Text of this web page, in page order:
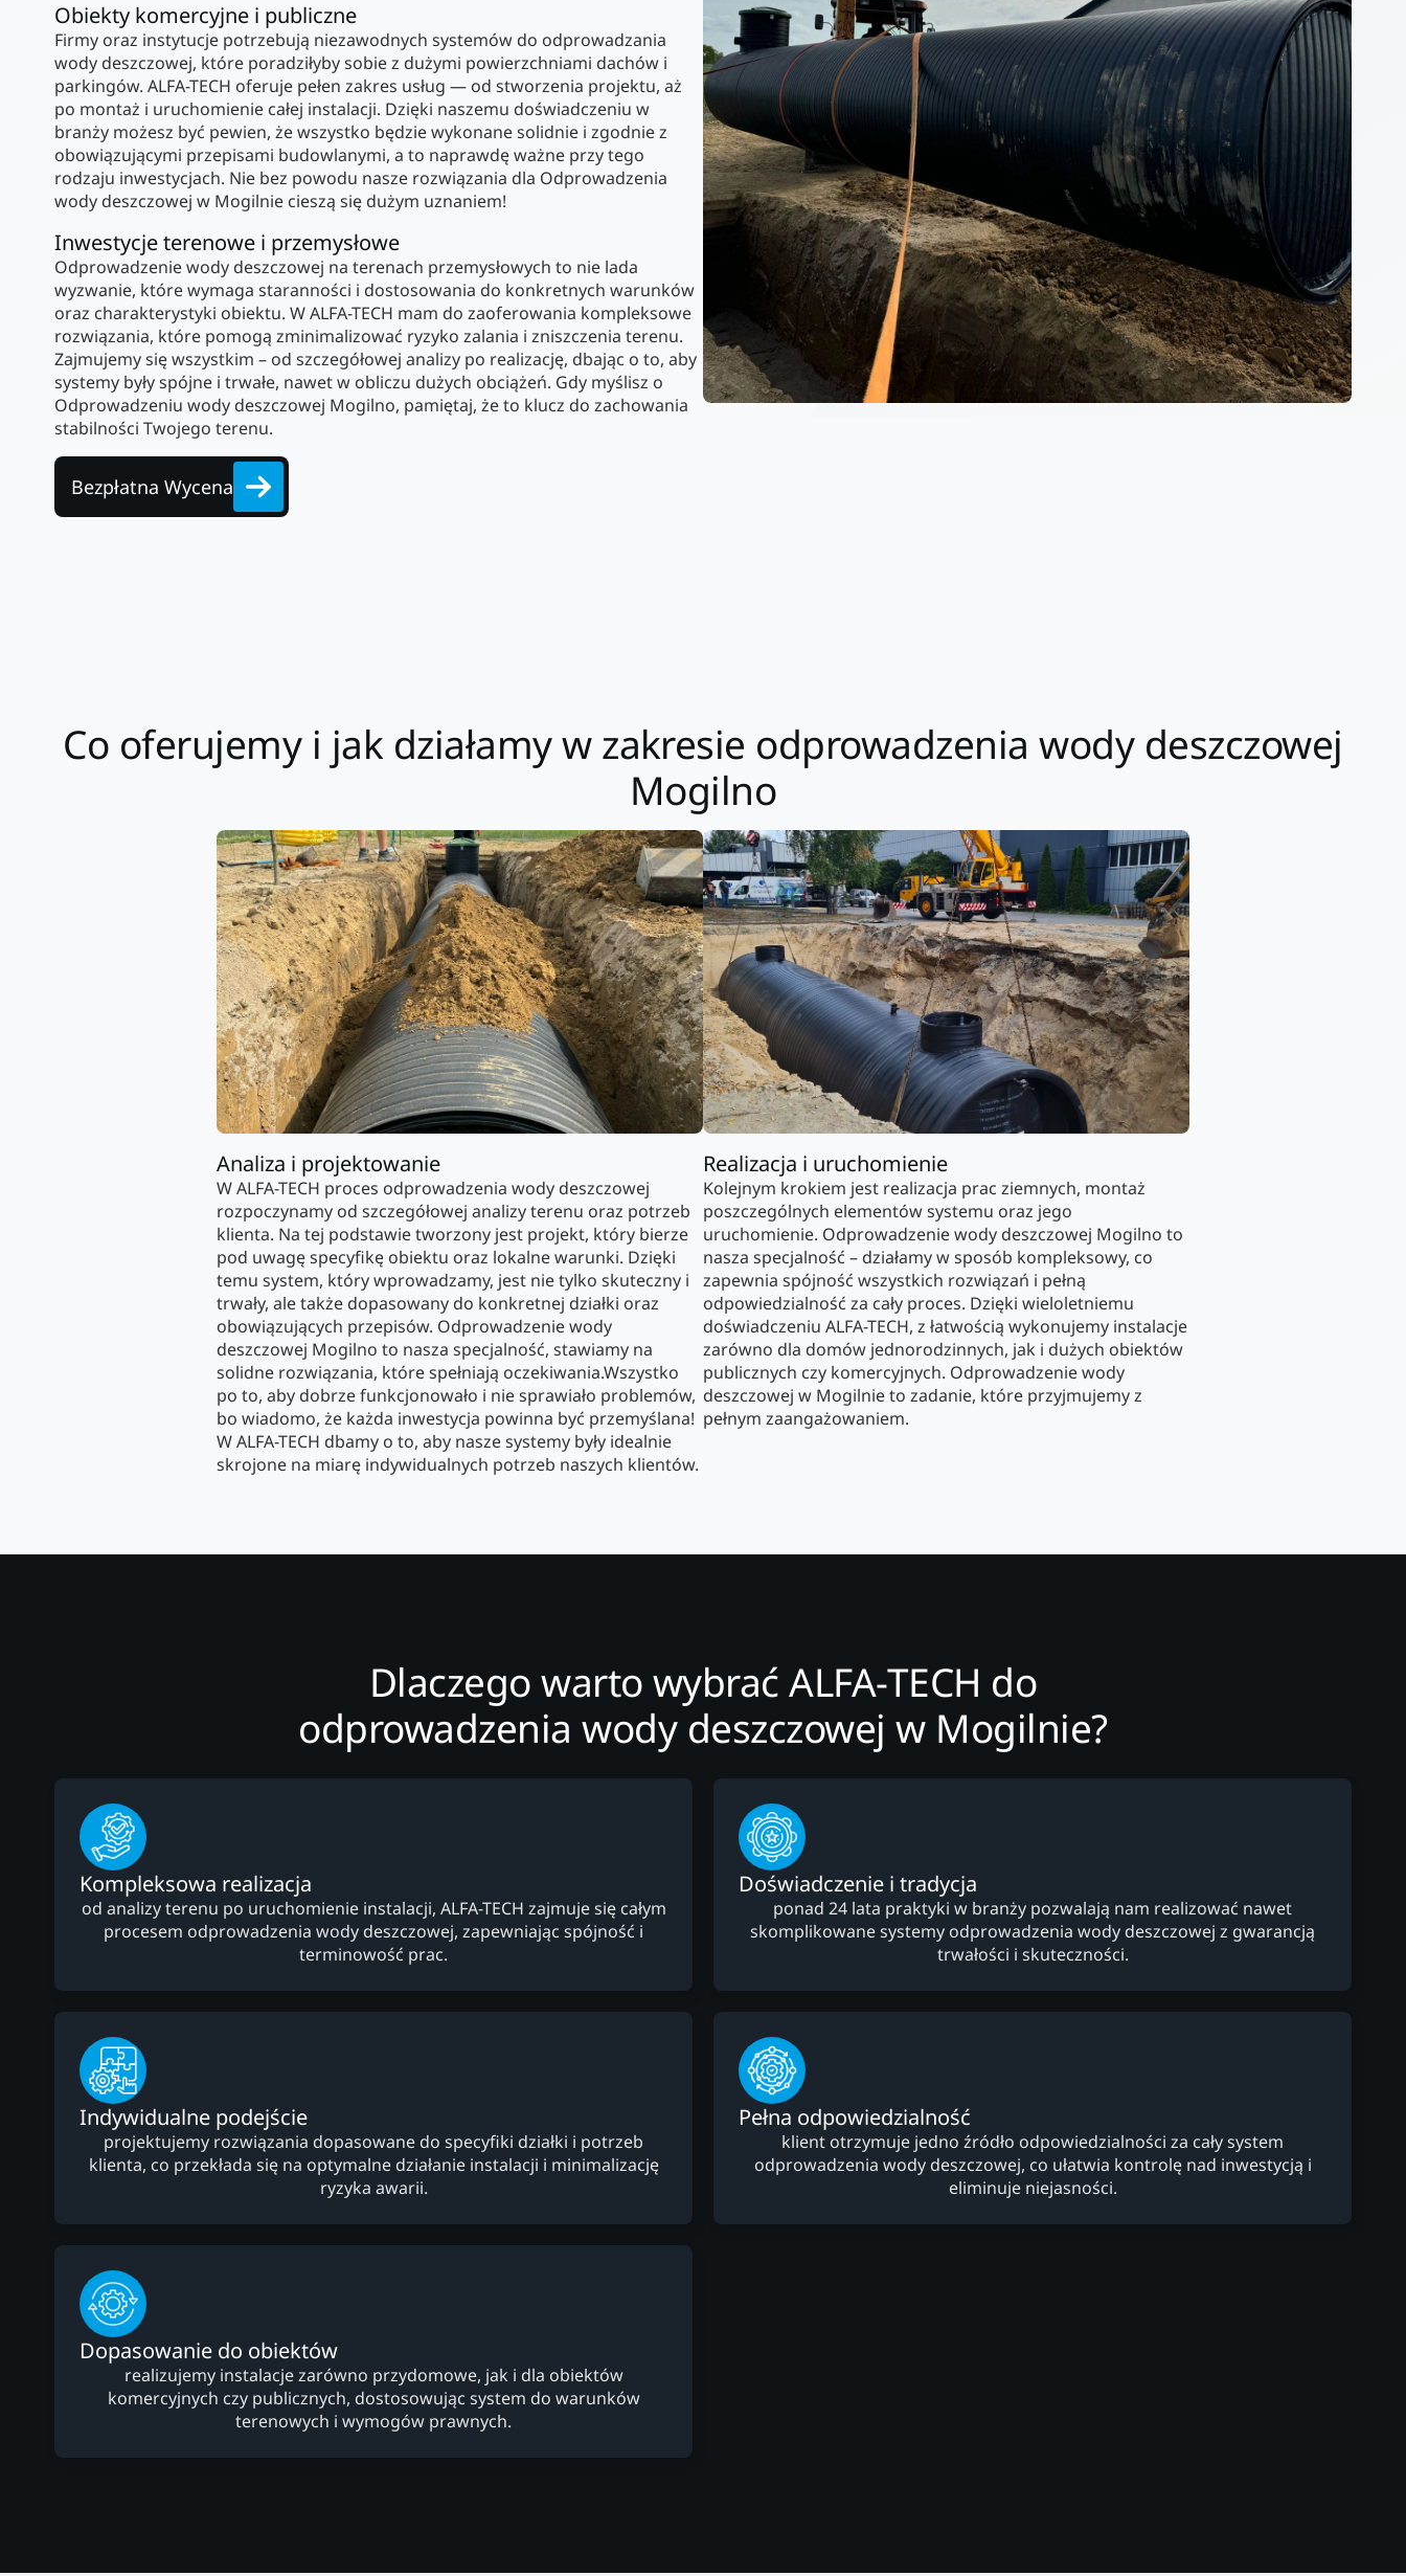
Obiekty komercyjne i publiczne
Firmy oraz instytucje potrzebują niezawodnych systemów do odprowadzania
wody deszczowej, które poradziłyby sobie z dużymi powierzchniami dachów i
parkingów. ALFA-TECH oferuje pełen zakres usług — od stworzenia projektu, aż
po montaż i uruchomienie całej instalacji. Dzięki naszemu doświadczeniu w
branży możesz być pewien, że wszystko będzie wykonane solidnie i zgodnie z
obowiązującymi przepisami budowlanymi, a to naprawdę ważne przy tego
rodzaju inwestycjach. Nie bez powodu nasze rozwiązania dla Odprowadzenia
wody deszczowej w Mogilnie cieszą się dużym uznaniem!
Inwestycje terenowe i przemysłowe
Odprowadzenie wody deszczowej na terenach przemysłowych to nie lada
wyzwanie, które wymaga staranności i dostosowania do konkretnych warunków
oraz charakterystyki obiektu. W ALFA-TECH mam do zaoferowania kompleksowe
rozwiązania, które pomogą zminimalizować ryzyko zalania i zniszczenia terenu.
Zajmujemy się wszystkim – od szczegółowej analizy po realizację, dbając o to, aby
systemy były spójne i trwałe, nawet w obliczu dużych obciążeń. Gdy myślisz o
Odprowadzeniu wody deszczowej Mogilno, pamiętaj, że to klucz do zachowania
stabilności Twojego terenu.
Bezpłatna Wycena
Co oferujemy i jak działamy w zakresie odprowadzenia wody deszczowej
Mogilno
Analiza i projektowanie
W ALFA-TECH proces odprowadzenia wody deszczowej
rozpoczynamy od szczegółowej analizy terenu oraz potrzeb
klienta. Na tej podstawie tworzony jest projekt, który bierze
pod uwagę specyfikę obiektu oraz lokalne warunki. Dzięki
temu system, który wprowadzamy, jest nie tylko skuteczny i
trwały, ale także dopasowany do konkretnej działki oraz
obowiązujących przepisów. Odprowadzenie wody
deszczowej Mogilno to nasza specjalność, stawiamy na
solidne rozwiązania, które spełniają oczekiwania.Wszystko
po to, aby dobrze funkcjonowało i nie sprawiało problemów,
bo wiadomo, że każda inwestycja powinna być przemyślana!
W ALFA-TECH dbamy o to, aby nasze systemy były idealnie
skrojone na miarę indywidualnych potrzeb naszych klientów.
Realizacja i uruchomienie
Kolejnym krokiem jest realizacja prac ziemnych, montaż
poszczególnych elementów systemu oraz jego
uruchomienie. Odprowadzenie wody deszczowej Mogilno to
nasza specjalność – działamy w sposób kompleksowy, co
zapewnia spójność wszystkich rozwiązań i pełną
odpowiedzialność za cały proces. Dzięki wieloletniemu
doświadczeniu ALFA-TECH, z łatwością wykonujemy instalacje
zarówno dla domów jednorodzinnych, jak i dużych obiektów
publicznych czy komercyjnych. Odprowadzenie wody
deszczowej w Mogilnie to zadanie, które przyjmujemy z
pełnym zaangażowaniem.
Dlaczego warto wybrać ALFA-TECH do
odprowadzenia wody deszczowej w Mogilnie?
Kompleksowa realizacja
od analizy terenu po uruchomienie instalacji, ALFA-TECH zajmuje się całym
procesem odprowadzenia wody deszczowej, zapewniając spójność i
terminowość prac.
Doświadczenie i tradycja
ponad 24 lata praktyki w branży pozwalają nam realizować nawet
skomplikowane systemy odprowadzenia wody deszczowej z gwarancją
trwałości i skuteczności.
Indywidualne podejście
projektujemy rozwiązania dopasowane do specyfiki działki i potrzeb
klienta, co przekłada się na optymalne działanie instalacji i minimalizację
ryzyka awarii.
Pełna odpowiedzialność
klient otrzymuje jedno źródło odpowiedzialności za cały system
odprowadzenia wody deszczowej, co ułatwia kontrolę nad inwestycją i
eliminuje niejasności.
Dopasowanie do obiektów
realizujemy instalacje zarówno przydomowe, jak i dla obiektów
komercyjnych czy publicznych, dostosowując system do warunków
terenowych i wymogów prawnych.